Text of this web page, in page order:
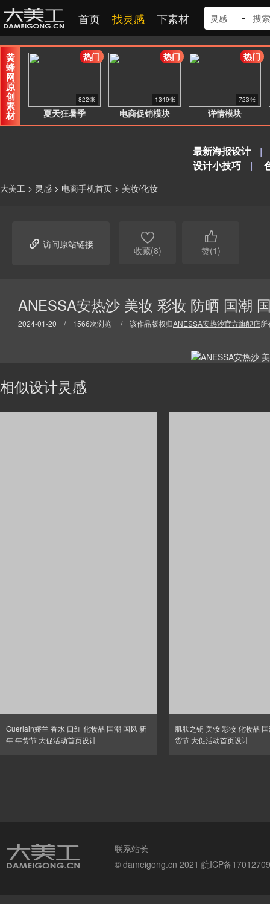
首页 找灵感 下素材 灵感
黄
蜂
网
原
创
素
材 夏天狂暑季
822张
热门
电商促销模块
1349张
热门
详情模块
723张
热门
最新海报设计
|
设计小技巧
|
大美工 > 灵感 > 电商手机首页 > 美妆/化妆
 访问原站链接 
收藏(8)

赞(1)
ANESSA安热沙 美妆 彩妆 防晒 国潮
2024-01-20 / 1566次浏览 / 该作品版权归ANESSA安热沙官方旗舰店所
相似设计灵感
Guerlain娇兰 香水 口红 化妆品 国潮 国风 新
年 年货节 大促活动首页设计
肌肤之钥 美妆 彩妆 化妆品
货节 大促活动首页设计
联系站长
© dameigong.cn 2021 皖ICP备